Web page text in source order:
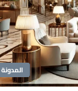
المدونة